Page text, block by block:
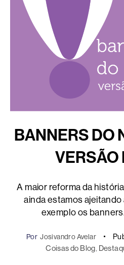
BANNERS DO
VERSÃO
A maior reforma da
ainda estamos ajeitando
exemplo os
Por Josivandro Avelar
Coisas do Blog,